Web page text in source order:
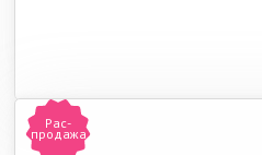
Рас-
продажа